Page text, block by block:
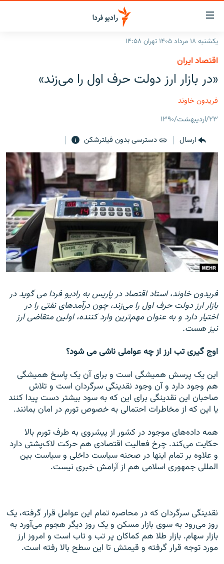
لینک‌های
قابلیت
دسترسی
بازگشت
منوی
اصلی
جستجو
جهان
رادیو
انتخاب کنید و بشنوید
برنامه‌های رادیویی
فرکانس‌ها
پادکست
چندرسانه‌ای
گزارش‌های تصویری
گزارش‌های ویدئویی
زنان فردا
English
به ما بپیوندید
یکشنبه ۱۸ مرداد ۱۴۰۵ تهران ۱۴:۵۸
اقتصاد ایران
«در بازار ارز دولت حرف اول را می‌زند»
فریدون خاوند
۲۳/اردیبهشت/۱۳۹۰
ارسال
دسترسی بدون فیلترشکن
فریدون خاوند، استاد اقتصاد در پاریس به رادیو فردا می گوید در
بازار ارز دولت حرف اول را می‌زند، چون درآمدهای نفتی را در
اختيار دارد و به عنوان مهم‌ترين وارد کننده، اولين متقاضی ارز
نيز هست.
اوج گيری تب ارز از چه عواملی ناشی می شود؟
اين يک پرسش هميشگی است و برای آن يک پاسخ هميشگی
هم وجود دارد و آن وجود نقدينگی سرگردان است و تلاش
صاحبان اين نقدينگی برای اين که به سود بيشتر دست پيدا کنند
يا اين که از مخاطرات احتمالی به خصوص تورم در امان بمانند.
همه داده‌های موجود در کشور از پيشروی به طرف تورم بالا
حکايت می‌کند. چرخ فعاليت اقتصادی هم حرکت لاک‌پشتی دارد
و علاوه بر تمام اينها در صحنه سياست داخلی و سياست بين
المللی جمهوری اسلامی هم از آرامش خبری نيست.
نقدينگی سرگردان که در محاصره تمام اين عوامل قرار گرفته، يک
روز می‌رود به سوی بازار مسکن و يک روز ديگر هجوم می‌آورد به
بازار سهام. بازار طلا هم کماکان پر تب و تاب است و امروز ارز
مورد توجه قرار گرفته و قيمتش تا اين سطح بالا رفته است.